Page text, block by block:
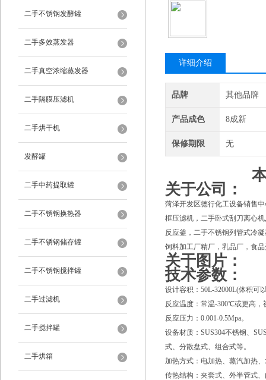
二手不锈钢发酵罐
二手多效蒸发器
二手真空浓缩蒸发器
二手隔膜压滤机
二手烘干机
发酵罐
二手中药提取罐
二手不锈钢换热器
二手不锈钢储存罐
二手不锈钢搅拌罐
二手过滤机
二手搅拌罐
二手烘箱
详细介绍
品牌 其他品牌
产品成色 8成新
保修期限 无
关于公司：
菏泽开发区德行化工设备销售
框压滤机，二手卧式刮刀离心
反应釜，二手不锈钢列管式冷
饲料加工厂精厂，乳品厂，食
关于图片：
技术参数：
设计容积：50L-32000L(体积可
反应温度：常温-300℃或更高，
反应压力：0.001-0.5Mpa。
设备材质：SUS304不锈钢、
式、分散盘式、组合式等。
加热方式：电加热、蒸汽加热
传热结构：夹套式、外半管式